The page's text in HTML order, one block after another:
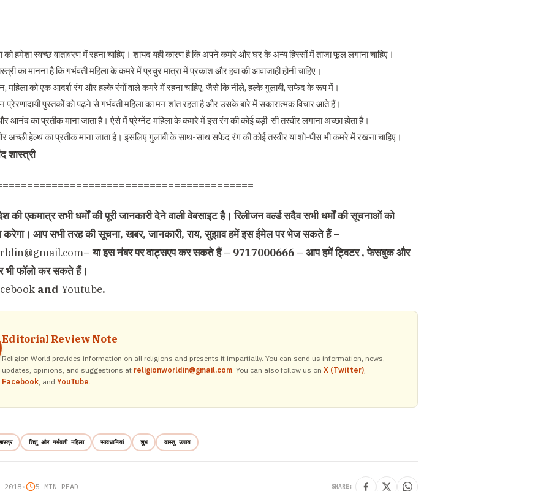
को हमेशा स्वच्छ वातावरण में रहना चाहिए। शायद यही कारण है कि अपने कमरे और घर के अन्य हिस्सों में ताजा फूल लगाना चाहिए।
का मानना ​​है कि गर्भवती महिला के कमरे में प्रचुर मात्रा में प्रकाश और हवा की आवाजाही होनी चाहिए।
महिला को एक आदर्श रंग और हल्के रंगों वाले कमरे में रहना चाहिए, जैसे कि नीले, हल्के गुलाबी, सफेद के रूप में।
प्रेरणादायी पुस्तकों को पढ़ने से गर्भवती महिला का मन शांत रहता है और उसके बारे में सकारात्मक विचार आते हैं।
आनंद का प्रतीक माना जाता है। ऐसे में प्रेग्नेंट महिला के कमरे में इस रंग की कोई बड़ी-सी तस्वीर लगाना अच्छा होता है।
अच्छी हेल्थ का प्रतीक माना जाता है। इसलिए गुलाबी के साथ-साथ सफेद रंग की कोई तस्वीर या शो-पीस भी कमरे में रखना चाहिए।
शास्त्री
की एकमात्र सभी धर्मों की पूरी जानकारी देने वाली वेबसाइट है। रिलीजन वर्ल्ड सदैव सभी धर्मों की सूचनाओं को
करेगा। आप सभी तरह की सूचना, खबर, जानकारी, राय, सुझाव हमें इस ईमेल पर भेज सकते हैं –
– या इस नंबर पर वाट्सएप कर सकते हैं – 9717000666 – आप हमें ट्विटर , फेसबुक और
भी फॉलो कर सकते हैं।
and Youtube.
Editorial Review Note
Religion World provides information on all religions and presents it impartially. You can send us information, news,
updates, opinions, and suggestions at religionworldin@gmail.com. You can also follow us on X (Twitter),
Facebook, and YouTube.
शिशु और गर्भवती महिला सावधानियां शुभ वास्तु उपाय
2018• 5 MIN READ SHARE: